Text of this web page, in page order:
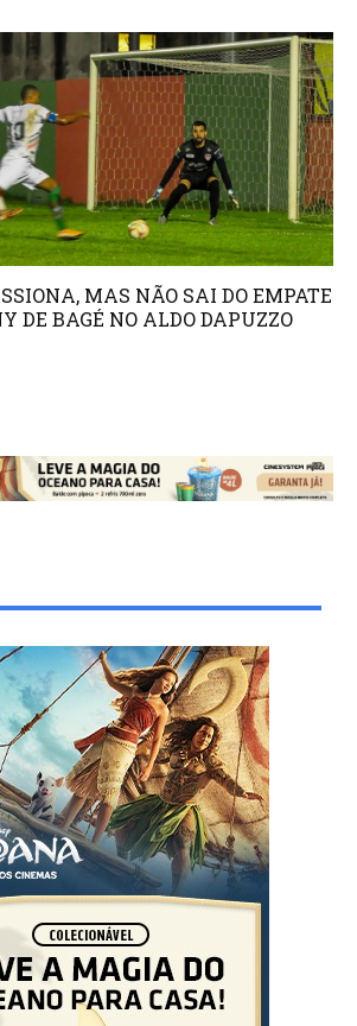
MAS NÃO SAI DO EMPATE
DE BAGÉ NO ALDO DAPUZZO